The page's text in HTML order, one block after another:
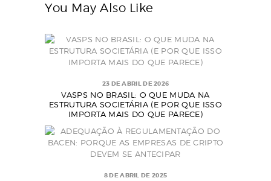
You May Also Like
23 DE ABRIL DE 2026
VASPS NO BRASIL: O QUE MUDA NA
ESTRUTURA SOCIETÁRIA (E POR QUE ISSO
IMPORTA MAIS DO QUE PARECE)
8 DE ABRIL DE 2025